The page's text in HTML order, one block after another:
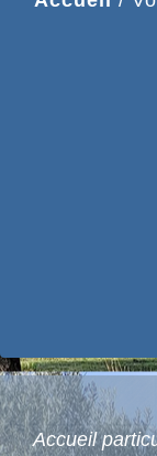
Accueil